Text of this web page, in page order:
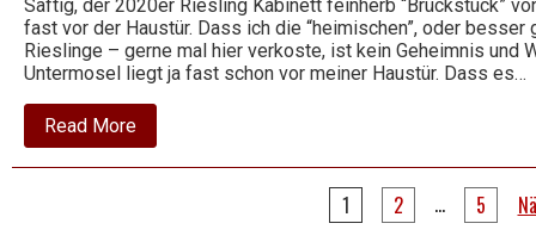
Saftig, der 2020er Riesling Kabinett feinherb “Brückstück”
fast vor der Haustür. Dass ich die “heimischen”, oder
Rieslinge – gerne mal hier verkoste, ist kein Geheimnis und
Untermosel liegt ja fast schon vor meiner Haustür. Dass es…
Read Moreabout
2020
Riesling
Seitennummerierung
1 2 … 5